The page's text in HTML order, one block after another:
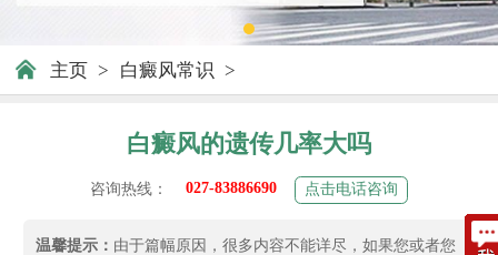
主页 > 白癜风常识 >
白癜风的遗传几率大吗
咨询热线： 027-83886690 点击电话咨询
温馨提示： 由于篇幅原因，很多内容不能详尽，如果您或者您